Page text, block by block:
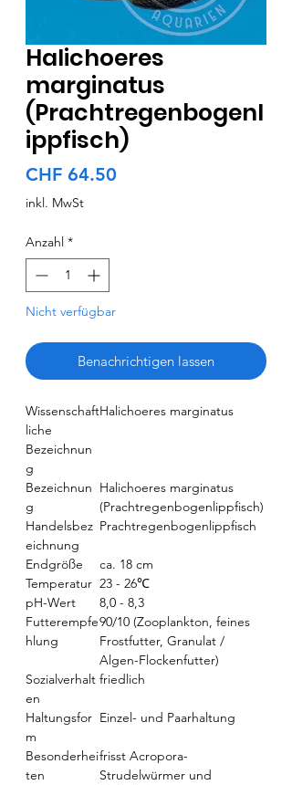
Halichoeres
marginatus
(Prachtregenbogenl
ippfisch)
CHF 64.50
inkl. MwSt
Anzahl *
Nicht verfügbar
Benachrichtigen lassen
Wissenschaft
liche
Bezeichnun
g
Halichoeres marginatus
Bezeichnun
g
Halichoeres marginatus
(Prachtregenbogenlippfisch)
Handelsbez
eichnung
Prachtregenbogenlippfisch
Endgröße
ca. 18 cm
Temperatur 23 - 26℃
pH-Wert
8,0 - 8,3
Futterempfe
hlung
90/10 (Zooplankton, feines
Frostfutter, Granulat /
Algen-Flockenfutter)
Sozialverhalt
en
friedlich
Haltungsfor
m
Einzel- und Paarhaltung
Besonderhei
ten
frisst Acropora-
Strudelwürmer und